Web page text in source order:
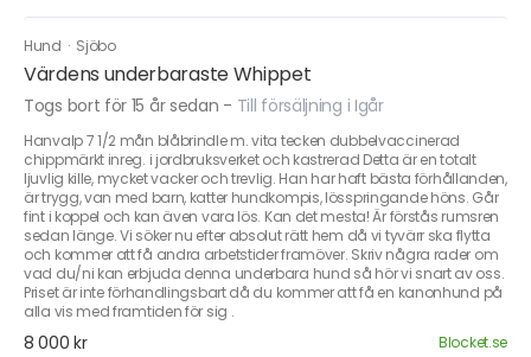
Hund · Sjöbo
Värdens underbaraste Whippet
Togs bort för 15 år sedan - Till försäljning i Igår
Hanvalp 7 1/2 mån blåbrindle m. vita tecken dubbelvaccinerad
chippmärkt inreg. i jordbruksverket och kastrerad Detta är en totalt
ljuvlig kille, mycket vacker och trevlig. Han har haft bästa förhållanden,
är trygg, van med barn, katter hundkompis, lösspringande höns. Går
fint i koppel och kan även vara lös. Kan det mesta! Är förstås rumsren
sedan länge. Vi söker nu efter absolut rätt hem då vi tyvärr ska flytta
och kommer att få andra arbetstider framöver. Skriv några rader om
vad du/ni kan erbjuda denna underbara hund så hör vi snart av oss.
Priset är inte förhandlingsbart då du kommer att få en kanonhund på
alla vis med framtiden för sig .
8 000 kr Blocket.se